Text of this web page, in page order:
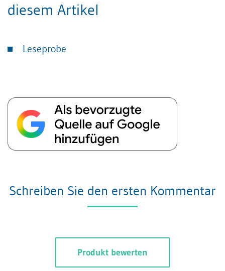
diesem Artikel
Leseprobe
Schreiben Sie den ersten Kommentar
Produkt bewerten